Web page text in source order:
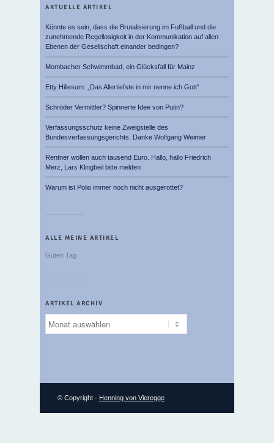
AKTUELLE ARTIKEL
Könnte es sein, dass die Brutalisierung im Fußball und die
zunehmende Regellosigkeit in der Kommunikation auf allen
Ebenen der Gesellschaft einander bedingen?
Mombacher Schwimmbad, ein Glücksfall für Mainz
Etty Hillesum: „Das Allertiefste in mir nenne ich Gott“
Schröder Vermittler? Spinnerte Idee von Putin?
Verfassungsschutz keine Zweigstelle des
Bundesverfassungsgerichts. Danke Wolfgang Weimer
Rentner wollen auch tausend Euro. Hallo, hallo Friedrich
Merz, Lars Klingbeil bitte melden
Warum ist Polio immer noch nicht ausgerottet?
ALLE MEINE ARTIKEL
Guten Tag
ARTIKEL ARCHIV
Archiv
© Copyright - Henning von Vieregge